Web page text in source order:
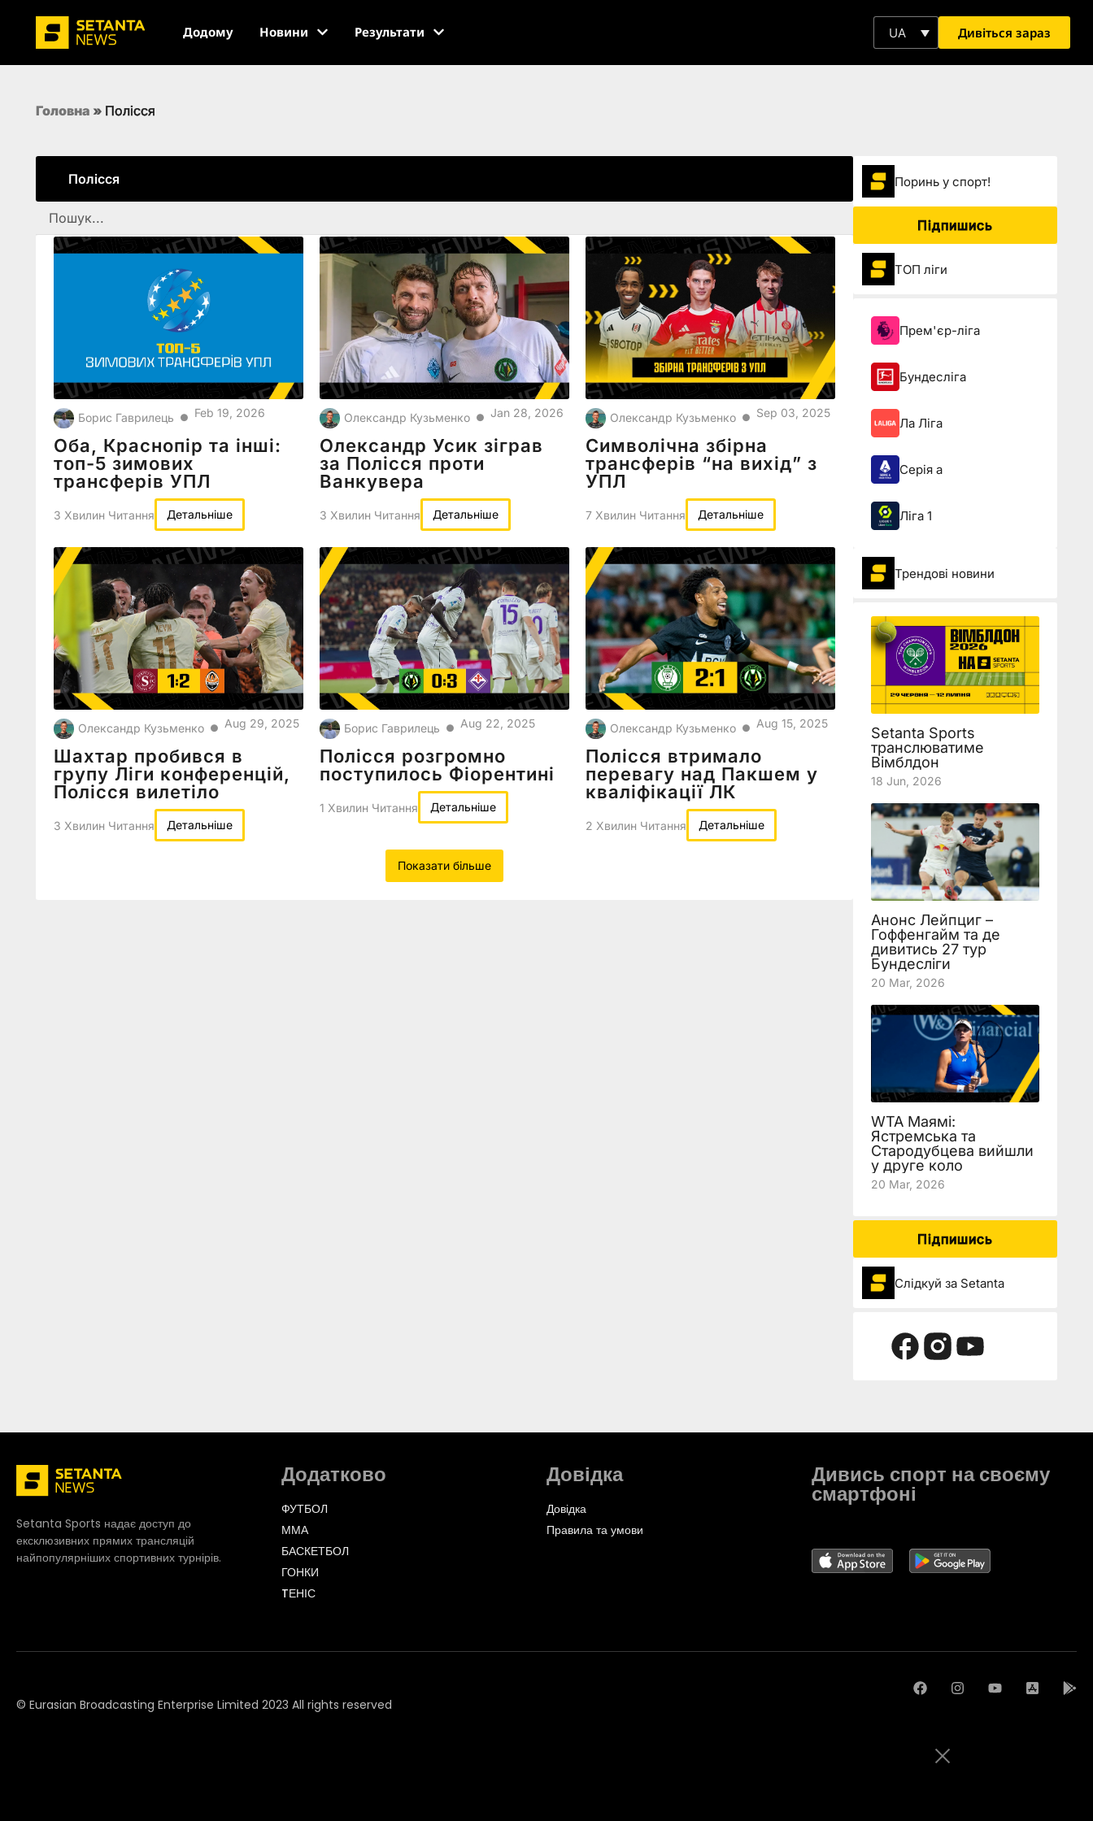
Додому Новини Результати UA Дивіться зараз
Головна » Полісся
Полісся
Борис Гаврилець ● Feb 19, 2026
Оба, Краснопір та інші:
топ-5 зимових
трансферів УПЛ
3 Хвилин Читання Детальніше
Олександр Кузьменко ● Jan 28, 2026
Олександр Усик зіграв
за Полісся проти
Ванкувера
3 Хвилин Читання Детальніше
Олександр Кузьменко ● Sep 03, 2025
Символічна збірна
трансферів “на вихід” з
УПЛ
7 Хвилин Читання Детальніше
Олександр Кузьменко ● Aug 29, 2025
Шахтар пробився в
групу Ліги конференцій,
Полісся вилетіло
3 Хвилин Читання Детальніше
Борис Гаврилець ● Aug 22, 2025
Полісся розгромно
поступилось Фіорентині
1 Хвилин Читання Детальніше
Олександр Кузьменко ● Aug 15, 2025
Полісся втримало
перевагу над Пакшем у
кваліфікації ЛК
2 Хвилин Читання Детальніше
Показати більше
Поринь у спорт!
Підпишись
ТОП ліги
Прем'єр-ліга
Бундесліга
Ла Ліга
Серія а
Ліга 1
Трендові новини
Setanta Sports
транслюватиме
Вімблдон
18 Jun, 2026
Анонс Лейпциг –
Гоффенгайм та де
дивитись 27 тур
Бундесліги
20 Mar, 2026
WTA Маямі:
Ястремська та
Стародубцева вийшли
у друге коло
20 Mar, 2026
Підпишись
Слідкуй за Setanta
Setanta Sports надає доступ до
ексклюзивних прямих трансляцій
найпопулярніших спортивних турнірів.
Додатково
ФУТБОЛ
ММА
БАСКЕТБОЛ
ГОНКИ
TЕНІС
Довідка
Довідка
Правила та умови
Дивись спорт на своєму
смартфоні
© Eurasian Broadcasting Enterprise Limited 2023 All rights reserved